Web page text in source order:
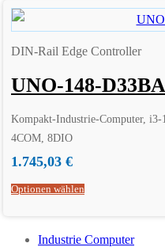
DIN-Rail Edge Controller
UNO-148-D33BA
Kompakt-Industrie-Computer,
4COM, 8DIO
1.745,03 €
Optionen wählen
Industrie Computer